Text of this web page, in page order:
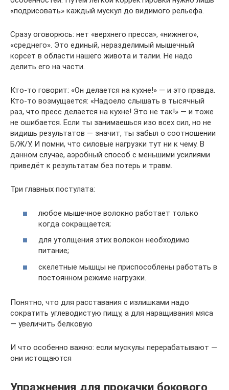
«подрисовать» каждый мускул до видимого рельефа.
Сразу оговорюсь: нет «верхнего пресса», «нижнего»,
«среднего». Это единый, неразделимый мышечный
корсет в области нашего живота и талии. Не надо
делить его на части.
Кто-то говорит: «Он делается на кухне!» — и это правда.
Кто-то возмущается: «Надоело слышать в тысячный
раз, что пресс делается на кухне! Это не так!» — и тоже
не ошибается. Если ты занимаешься изо всех сил, но не
видишь результатов — значит, ты забыл о соотношении
Б/Ж/У. И помни, что силовые нагрузки тут ни к чему. В
данном случае, аэробный способ с меньшими усилиями
приведёт к результатам без потерь и травм.
Три главных постулата:
любое мышечное волокно работает только
когда сокращается;
для утолщения этих волокон необходимо
питание;
скелетные мышцы не приспособлены работать в
постоянном режиме нагрузки.
Понятно, что для расставания с излишками надо
сократить углеводистую пищу, а для наращивания мяса
— увеличить белковую
И что особенно важно: если мускулы перерабатывают —
они истощаются
Упражнения для прокачки бокового